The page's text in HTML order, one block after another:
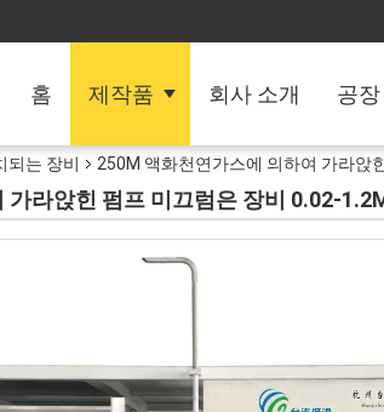
홈 제작품 회사 소개 공장
되는 장비 250M 액화천연가스에 의하여 가라앉
가라앉힌 펌프 미끄럼은 장비 0.02-